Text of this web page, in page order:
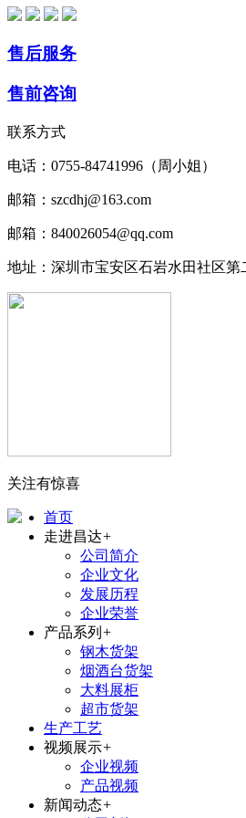
售后服务
售前咨询
联系方式
电话：0755-84741996（周小姐）
邮箱：szcdhj@163.com
邮箱：840026054@qq.com
地址：深圳市宝安区石岩水田社区第
关注有惊喜
首页
走进昌达+
公司简介
企业文化
发展历程
企业荣誉
产品系列 +
钢木货架
烟酒台货架
大料展柜
超市货架
生产工艺
视频展示+
企业视频
产品视频
新闻动态+